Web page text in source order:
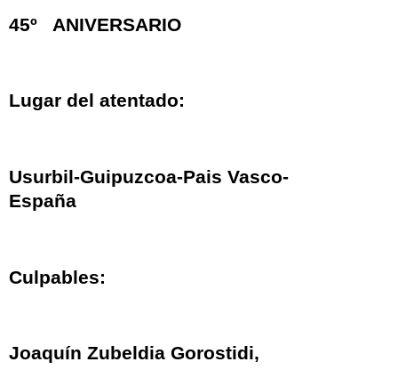
45º ANIVERSARIO
Lugar del atentado:
Usurbil-Guipuzcoa-Pais Vasco-
España
Culpables:
Joaquín Zubeldia Gorostidi,